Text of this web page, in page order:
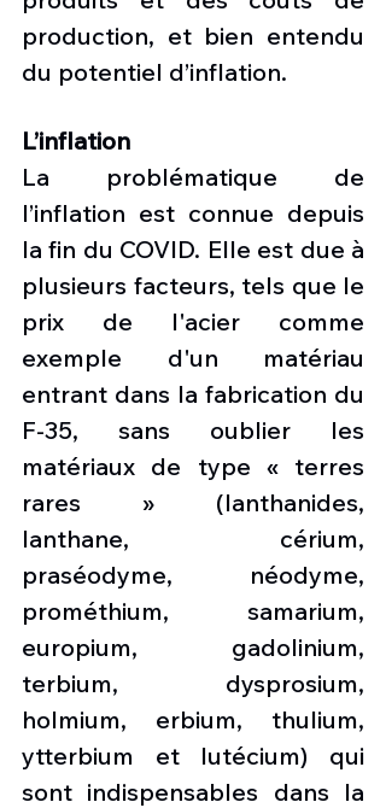
production, et bien entendu
du potentiel d’inflation.
L’inflation
La problématique de
l’inflation est connue depuis
la fin du COVID. Elle est due à
plusieurs facteurs, tels que le
prix de l'acier comme
exemple d'un matériau
entrant dans la fabrication du
F-35, sans oublier les
matériaux de type « terres
rares » (lanthanides,
lanthane, cérium,
praséodyme, néodyme,
prométhium, samarium,
europium, gadolinium,
terbium, dysprosium,
holmium, erbium, thulium,
ytterbium et lutécium) qui
sont indispensables dans la